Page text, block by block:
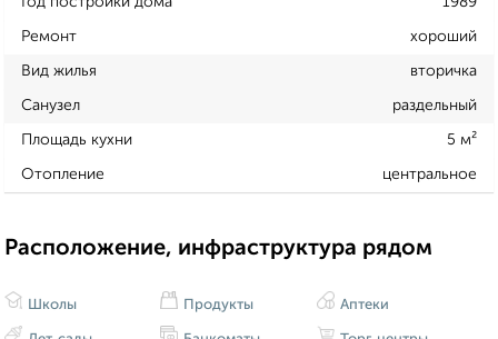
Ремонт хороший
Вид жилья вторичка
Санузел раздельный
Площадь кухни 5 м²
Отопление центральное
Расположение, инфраструктура рядом
Школы Продукты Аптеки